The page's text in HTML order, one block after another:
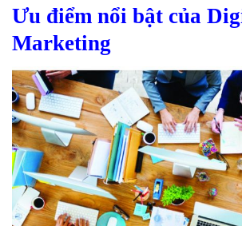
Ưu điểm nổi bật của
Marketing